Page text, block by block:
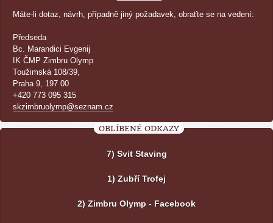
Máte-li dotaz, návrh, případně jiný požadavek, obraťte se na vedení:
Předseda
Bc. Marandici Evgenij
IK ČMP Zimbru Olymp
Toužimská 108/39,
Praha 9, 197 00
+420 773 095 315
skzimbruolymp@seznam.cz
OBLÍBENÉ ODKAZY
7) Svit Staving
1) Zubří Trofej
2) Zimbru Olymp - Facebook